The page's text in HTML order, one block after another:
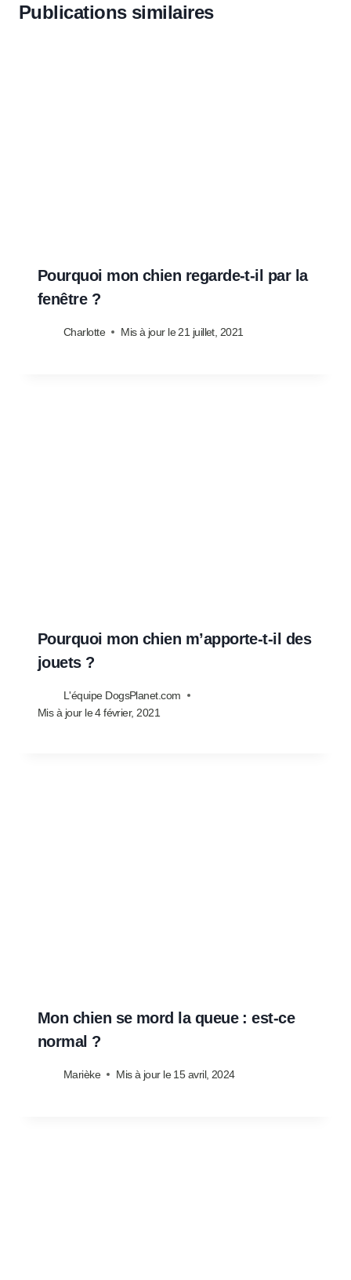
Publications similaires
Pourquoi mon chien regarde-t-il par la
fenêtre ?
Charlotte Mis à jour le 21 juillet, 2021
Pourquoi mon chien m’apporte-t-il des
jouets ?
L'équipe DogsPlanet.com
Mis à jour le4 février, 2021
Mon chien se mord la queue : est-ce
normal ?
Marièke Mis à jour le 15 avril, 2024